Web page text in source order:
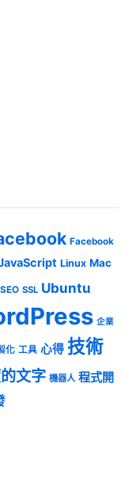
Facebook
Linux Mac
SEO SSL Ubuntu
企業
化 工具 心得 技術
文字 機器人 程式開